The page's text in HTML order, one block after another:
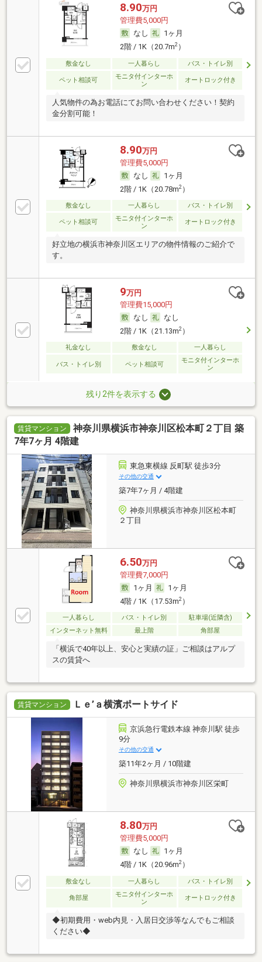
8.90万円
管理費5,000円
なし
1ヶ月
2階 / 1K（20.7m2）
敷金なし 一人暮らし バス・トイレ別
ペット相談可
モニタ付インターホ
ン
オートロック付き
人気物件の為お電話にてお問い合わせください！契約
金分割可能！
8.90万円
管理費5,000円
なし
1ヶ月
2階 / 1K（20.78m2）
敷金なし 一人暮らし バス・トイレ別
ペット相談可
モニタ付インターホ
ン
オートロック付き
好立地の横浜市神奈川区エリアの物件情報のご紹介で
す。
9万円
管理費15,000円
なし
なし
2階 / 1K（21.13m2）
礼金なし 敷金なし 一人暮らし
バス・トイレ別 ペット相談可
モニタ付インターホ
ン
残り2件を表示する
賃貸マンション
神奈川県横浜市神奈川区松本町２丁目 築
7年7ヶ月 4階建
東急東横線 反町駅 徒歩3分
その他の交通
築7年7ヶ月 / 4階建
神奈川県横浜市神奈川区松本町
２丁目
6.50万円
管理費7,000円
1ヶ月
1ヶ月
4階 / 1K（17.53m2）
一人暮らし バス・トイレ別
駐車場(近隣含)
インターネット無料
最上階 角部屋
「横浜で40年以上、安心と実績の証」ご相談はアルプ
スの賃貸へ
賃貸マンション Ｌｅ’ａ横濱ポートサイド
京浜急行電鉄本線 神奈川駅 徒歩
9分
その他の交通
築11年2ヶ月 / 10階建
神奈川県横浜市神奈川区栄町
8.80万円
管理費5,000円
なし
1ヶ月
4階 / 1K（20.96m2）
敷金なし 一人暮らし バス・トイレ別
角部屋
モニタ付インターホ
ン
オートロック付き
◆初期費用・web内見・入居日交渉等なんでもご相談
ください◆